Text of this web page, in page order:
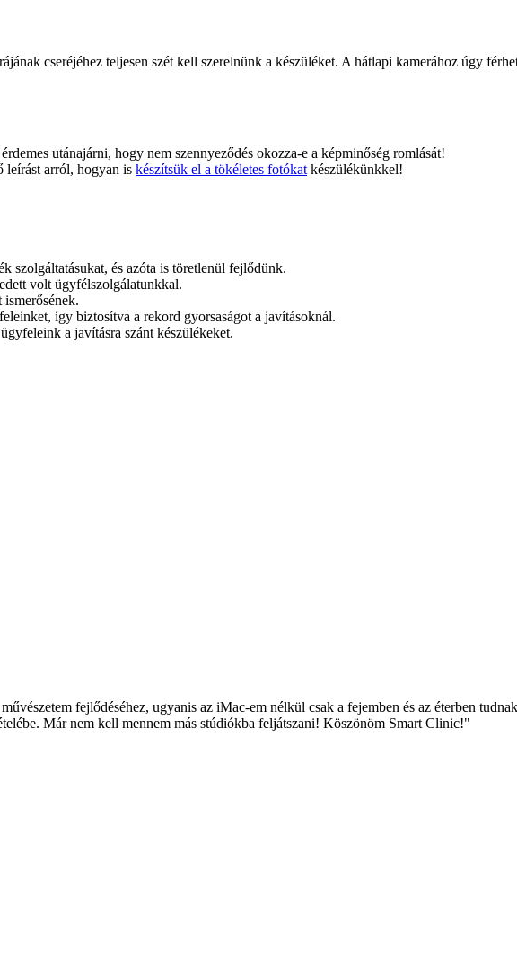
cseréjéhez teljesen szét kell szerelnünk a készüléket. A hátlapi kamerához úgy
utánajárni, hogy nem szennyeződés okozza-e a képminőség romlását!
leírást arról, hogyan is készítsük el a tökéletes fotókat készülékünkkel!
szolgáltatásukat, és azóta is töretlenül fejlődünk.
volt ügyfélszolgálatunkkal.
így biztosítva a rekord gyorsaságot a javításoknál.
a javításra szánt készülékeket.
fejlődéséhez, ugyanis az iMac-em nélkül csak a fejemben és az éterben
Már nem kell mennem más stúdiókba feljátszani! Köszönöm Smart Clinic!"